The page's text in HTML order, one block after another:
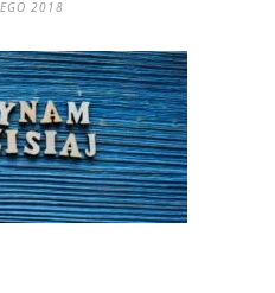
2018